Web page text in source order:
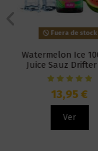
Fuera de stock
Watermelon Ice
Juice Sauz
13,95 €
Ver